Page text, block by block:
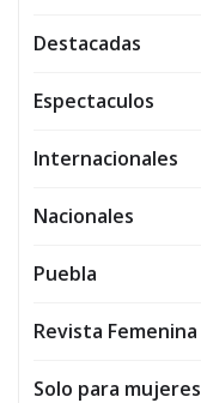
Destacadas
Espectaculos
Internacionales
Nacionales
Puebla
Revista Femenina
Solo para mujeres